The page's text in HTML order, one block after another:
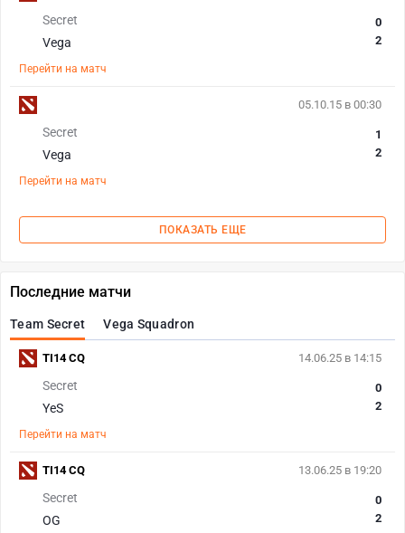
Secret
Vega
0
2
Перейти на матч
05.10.15 в 00:30
Secret
Vega
1
2
Перейти на матч
ПОКАЗАТЬ ЕЩЕ
Последние матчи
Team Secret Vega Squadron
14.06.25 в 14:15
Secret
YeS
0
2
Перейти на матч
TI14 CQ
13.06.25 в 19:20
Secret
OG
0
2
TI14 CQ